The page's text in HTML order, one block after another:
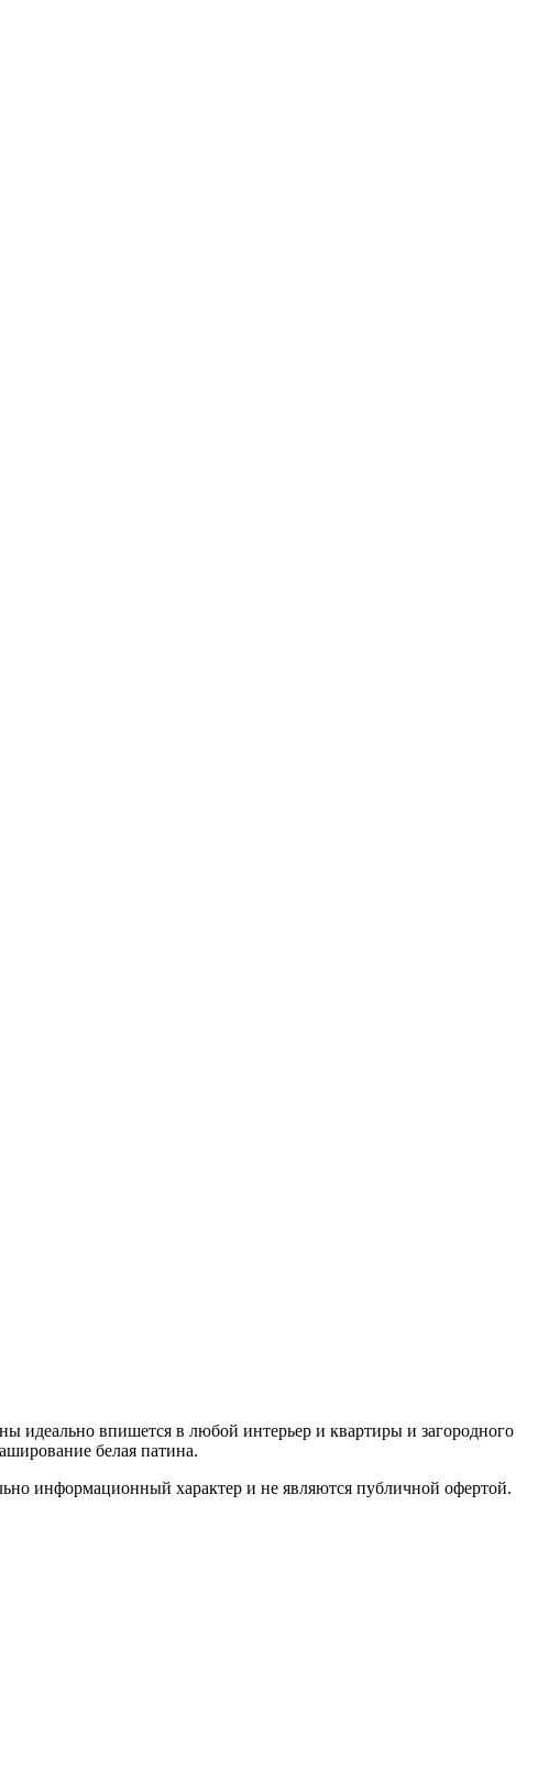
идеально впишется в любой интерьер и квартиры и загородного
белая патина.
информационный характер и не являются публичной офертой.